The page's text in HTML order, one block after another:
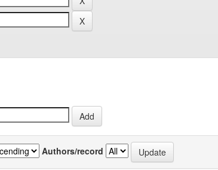
Authors/record